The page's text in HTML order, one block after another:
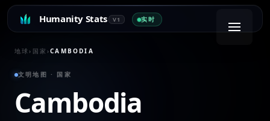
Humanity Stats V1 实时
地球› 国家›CAMBODIA
文明地图 · 国家
Cambodia